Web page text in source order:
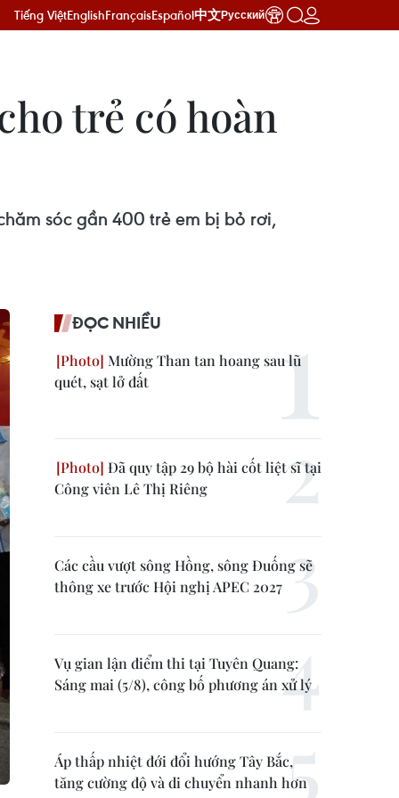
Tiếng ViệtEnglishFrançaisEspañol中文Русский
trẻ có hoàn
sóc gần 400 trẻ em bị bỏ rơi,
ĐỌC NHIỀU
Mường Than tan hoang sau lũ
quét, sạt lở đất
Đã quy tập 29 bộ hài cốt liệt sĩ tại
Công viên Lê Thị Riêng
Các cầu vượt sông Hồng, sông Đuống sẽ
thông xe trước Hội nghị APEC 2027
Vụ gian lận điểm thi tại Tuyên Quang:
Sáng mai (5/8), công bố phương án xử lý
Áp thấp nhiệt đới đổi hướng Tây Bắc,
tăng cường độ và di chuyển nhanh hơn